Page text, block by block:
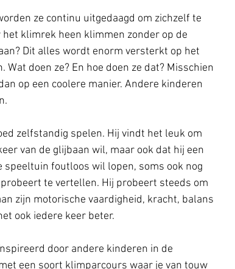
ze continu uitgedaagd om zichzelf te
klimrek heen klimmen zonder op de
Dit alles wordt enorm versterkt op het
doen ze? En hoe doen ze dat? Misschien
op een coolere manier. Andere kinderen
zelfstandig spelen. Hij vindt het leuk om
van de glijbaan wil, maar ook dat hij een
foutloos wil lopen, soms ook nog
te vertellen. Hij probeert steeds om
zijn motorische vaardigheid, kracht, balans
ook iedere keer beter.
door andere kinderen in de
een soort klimparcours waar je van touw